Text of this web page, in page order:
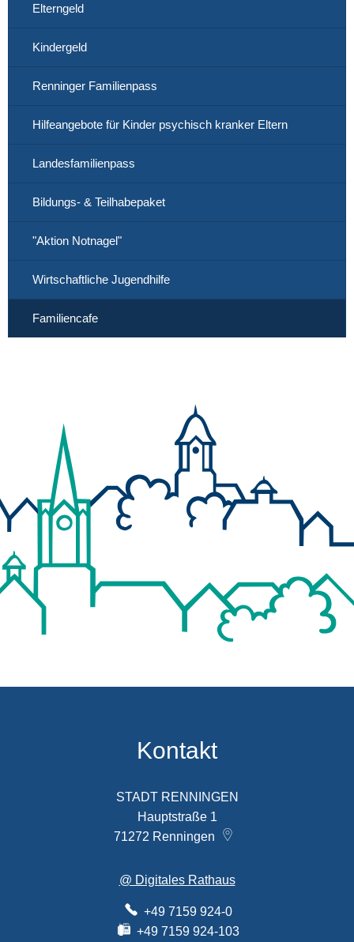
Elterngeld
Kindergeld
Renninger Familienpass
Hilfeangebote für Kinder psychisch kranker Eltern
Landesfamilienpass
Bildungs- & Teilhabepaket
"Aktion Notnagel"
Wirtschaftliche Jugendhilfe
Familiencafe
Kontakt
STADT RENNINGEN
Hauptstraße 1
71272 Renningen
@ Digitales Rathaus
+49 7159 924-0
+49 7159 924-103